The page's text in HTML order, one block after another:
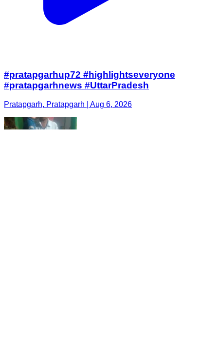
#pratapgarhup72 #highlightseveryone
#pratapgarhnews #UttarPradesh
Pratapgarh, Pratapgarh | Aug 6, 2026